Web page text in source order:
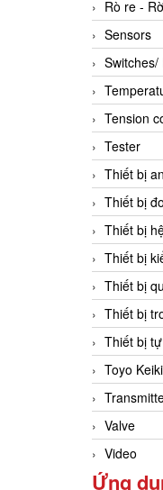
Rò re -
Sensors
Switches/
Tension
Tester
Thiết bị
Thiết bị
Thiết bị
Thiết bị
Thiết bị
Thiết bị
Thiết bị
Toyo Keiki
Valve
Video
Ứng